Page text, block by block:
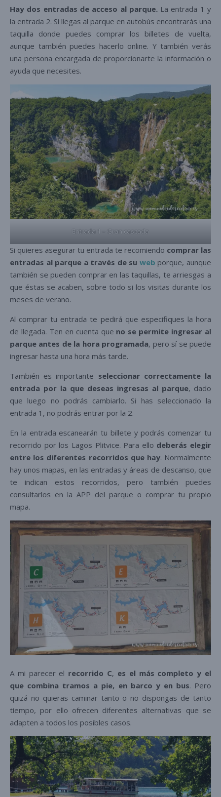
Hay dos entradas de acceso al parque. La entrada 1 y
la entrada 2. Si llegas al parque en autobús encontrarás una
taquilla donde puedes comprar los billetes de vuelta,
aunque también puedes hacerlo online. Y también verás
una persona encargada de proporcionarte la información o
ayuda que necesites.
Entrada 1 – Gran cascada
Si quieres asegurar tu entrada te recomiendo comprar las
entradas al parque a través de su web porque, aunque
también se pueden comprar en las taquillas, te arriesgas a
que éstas se acaben, sobre todo si los visitas durante los
meses de verano.
Al comprar tu entrada te pedirá que especifiques la hora
de llegada. Ten en cuenta que no se permite ingresar al
parque antes de la hora programada, pero sí se puede
ingresar hasta una hora más tarde.
También es importante seleccionar correctamente la
entrada por la que deseas ingresas al parque, dado
que luego no podrás cambiarlo. Si has seleccionado la
entrada 1, no podrás entrar por la 2.
En la entrada escanearán tu billete y podrás comenzar tu
recorrido por los Lagos Plitvice. Para ello deberás elegir
entre los diferentes recorridos que hay. Normalmente
hay unos mapas, en las entradas y áreas de descanso, que
te indican estos recorridos, pero también puedes
consultarlos en la APP del parque o comprar tu propio
mapa.
A mi parecer el recorrido C, es el más completo y el
que combina tramos a pie, en barco y en bus. Pero
quizá no quieras caminar tanto o no dispongas de tanto
tiempo, por ello ofrecen diferentes alternativas que se
adapten a todos los posibles casos.